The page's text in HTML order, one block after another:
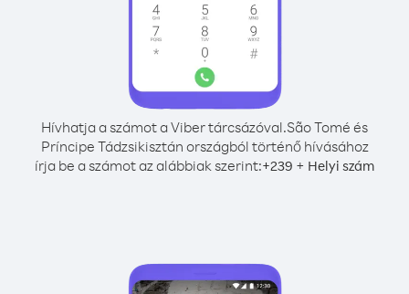
Hívhatja a számot a Viber tárcsázóval.São Tomé és
Príncipe Tádzsikisztán országból történő hívásához
írja be a számot az alábbiak szerint:+239 + Helyi szám